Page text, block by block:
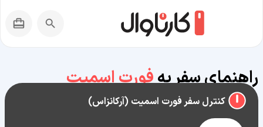
راهنمای سفر بهفورت اسمیت
(آرکانزاس)
کنترل سفر فورت اسمیت (آرکانزاس)